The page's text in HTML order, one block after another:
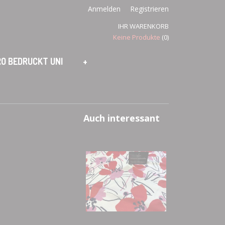
Anmelden Registrieren
IHR WARENKORB
Keine Produkte (0)
BEDRUCKT UNI +
Auch interessant